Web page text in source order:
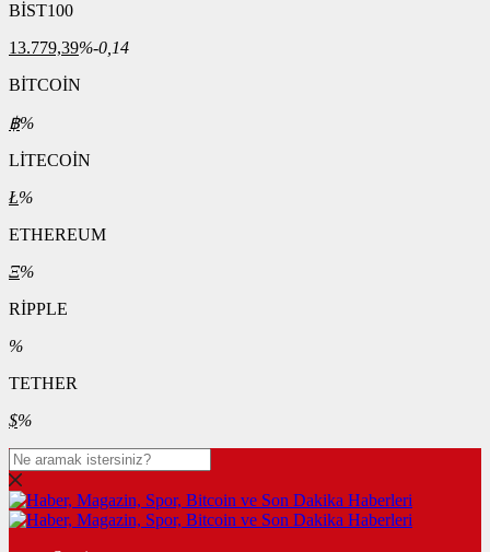
BİST100
13.779,39%-0,14
BİTCOİN
฿%
LİTECOİN
Ł%
ETHEREUM
Ξ%
RİPPLE
%
TETHER
$%